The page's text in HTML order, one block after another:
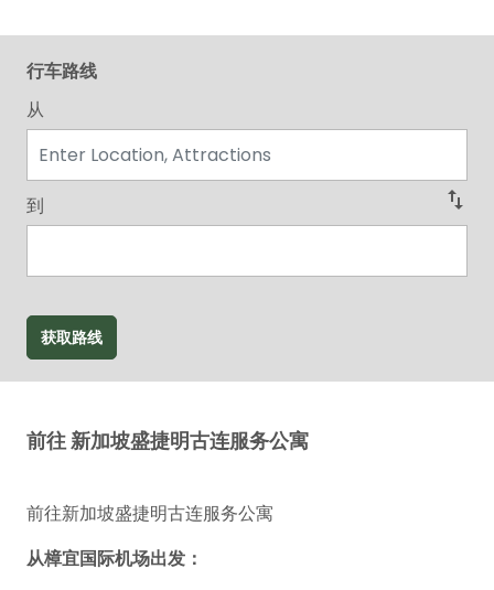
行车路线
从
到 swap_vert
获取路线
前往 新加坡盛捷明古连服务公寓
前往新加坡盛捷明古连服务公寓
从樟宜国际机场出发：